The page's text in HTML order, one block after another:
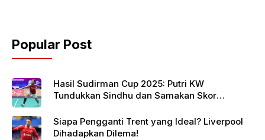
Popular Post
Hasil Sudirman Cup 2025: Putri KW
Tundukkan Sindhu dan Samakan Skor
Siapa Pengganti Trent yang Ideal? Liverpool
Dihadapkan Dilema!